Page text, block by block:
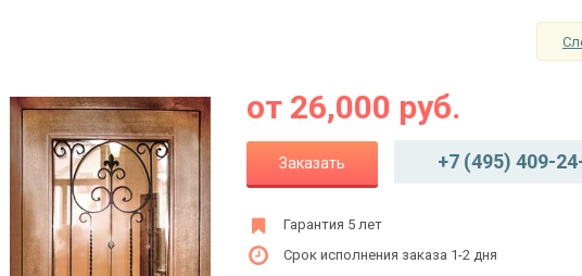
от 26,000 руб.
Заказать +7 (495) 409-
Гарантия 5 лет
Срок исполнения заказа 1-2 дня